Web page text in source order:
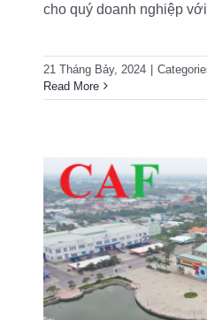
cho quý doanh nghiệp
21 Tháng Bảy, 2024 |
Read More